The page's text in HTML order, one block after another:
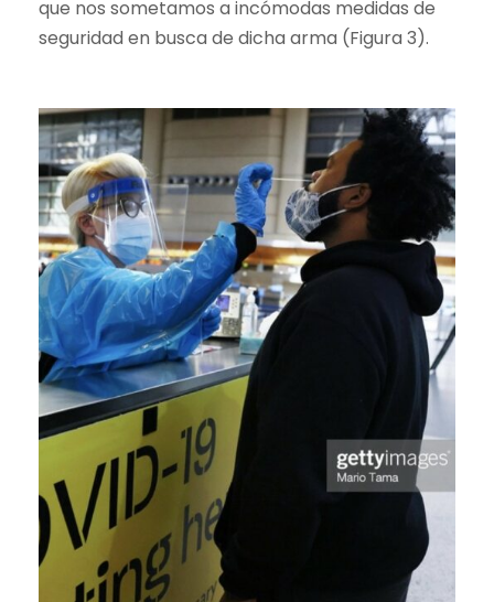
que nos sometamos a incómodas medidas de
seguridad en busca de dicha arma (Figura 3).